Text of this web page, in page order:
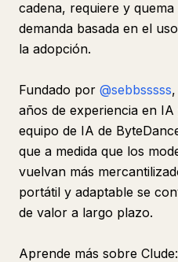
cadena, requiere y quema
demanda basada en el
la adopción.
Fundado por @sebbsssss
años de experiencia en
equipo de IA de
que a medida que los
vuelvan más
portátil y adaptable se
de valor a largo plazo.
Aprende más sobre Clude: